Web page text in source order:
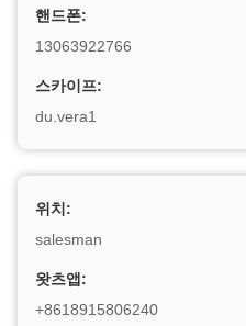
핸드폰:
13063922766
스카이프:
du.vera1
위치:
salesman
왓츠앱:
+8618915806240